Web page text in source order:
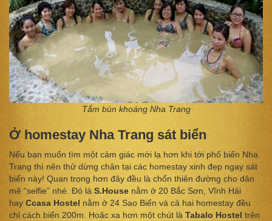
Tắm bùn khoáng Nha Trang
Ở homestay Nha Trang sát biển
Nếu bạn muốn tìm một cảm giác mới lạ hơn khi tới phố biển Nha
Trang thì nên thử dừng chân tại các homestay xinh đẹp ngay sát
biển này! Quan trọng hơn đây đều là chốn thiên đường cho dân
mê “selfie” nhé. Đó là S.House nằm ở 20 Bắc Sơn, Vĩnh Hải
hay Ccasa Hostel nằm ở 24 Sao Biển và cả hai homestay đều
chỉ cách biển 200m. Hoặc xa hơn một chút là Tabalo Hostel trên